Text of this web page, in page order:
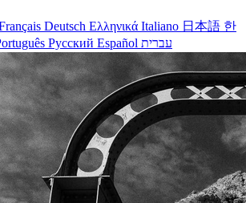
Deutsch Ελληνικά Italiano 日本語 한
Русский Español עברית